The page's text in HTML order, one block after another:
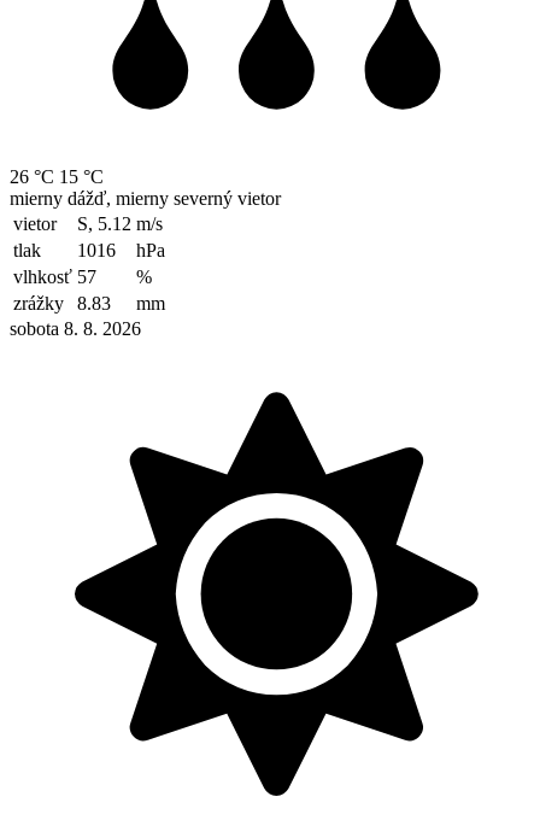
26 °C 15 °C
mierny dážď, mierny severný vietor
vietor
S, 5.12 m/s
tlak
1016
hPa
vlhkosť 57
%
zrážky
8.83
mm
sobota 8. 8. 2026